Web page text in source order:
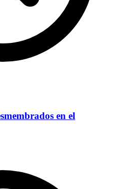
en el